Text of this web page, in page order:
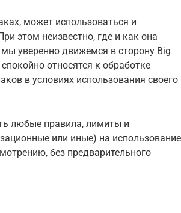
может использоваться и
этом неизвестно, где и как она
уверенно движемся в сторону Big
относятся к обработке
в условиях использования своего
любые правила, лимиты и
или иные) на использование
без предварительного